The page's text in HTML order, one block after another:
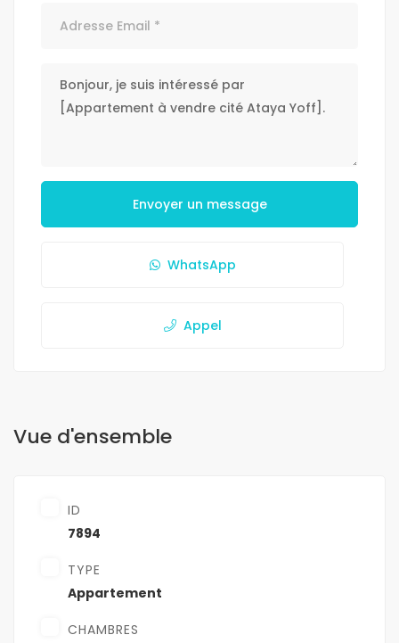
Envoyer un message
WhatsApp
Appel
Vue d'ensemble
ID
7894
TYPE
Appartement
CHAMBRES